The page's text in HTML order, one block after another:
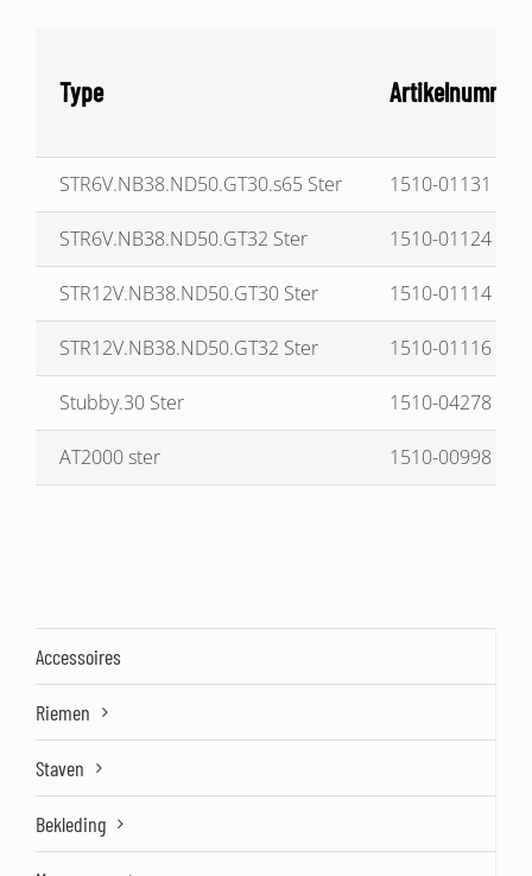
Type Artikelnummer
STR6V.NB38.ND50.GT30.s65 Ster 1510-01131
STR6V.NB38.ND50.GT32 Ster 1510-01124
STR12V.NB38.ND50.GT30 Ster 1510-01114
STR12V.NB38.ND50.GT32 Ster 1510-01116
Stubby.30 Ster 1510-04278
AT2000 ster 1510-00998
Accessoires
Riemen
Staven
Bekleding